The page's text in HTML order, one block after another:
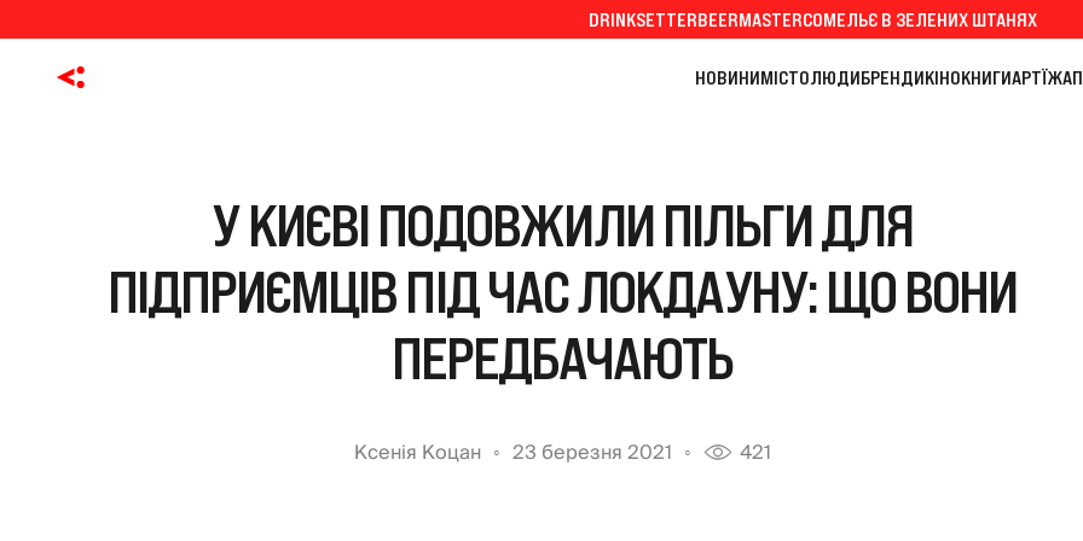
DRINKSETTERBEERMASTERСОМЕЛЬЄ В ЗЕЛЕНИХ ШТАНЯХ
НОВИНИМІСТОЛЮДИБРЕНДИКІНОКНИГИАРТЇЖА
У КИЄВІ ПОДОВЖИЛИ ПІЛЬГИ ДЛЯ
ПІДПРИЄМЦІВ ПІД ЧАС ЛОКДАУНУ: ЩО ВОНИ
ПЕРЕДБАЧАЮТЬ
Ксенія Коцан 23 березня 2021 421